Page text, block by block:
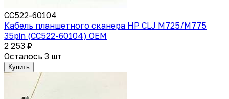
CC522-60104
Кабель планшетного сканера HP CLJ M725/M775
35pin (CC522-60104) OEM
2 253 ₽
Осталось 3 шт
Купить